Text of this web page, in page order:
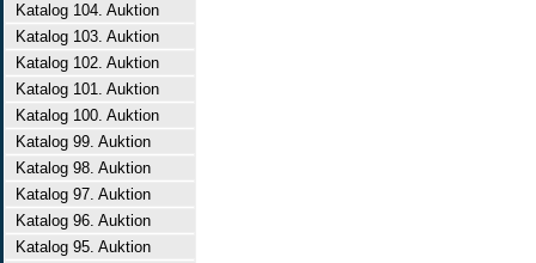
Katalog 104. Auktion
Katalog 103. Auktion
Katalog 102. Auktion
Katalog 101. Auktion
Katalog 100. Auktion
Katalog 99. Auktion
Katalog 98. Auktion
Katalog 97. Auktion
Katalog 96. Auktion
Katalog 95. Auktion